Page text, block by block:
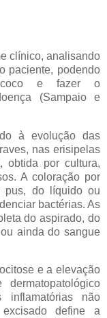
clínico, analisando
paciente, podendo
e fazer o
(Sampaio e
à evolução das
nas erisipelas
obtida por cultura,
A coloração por
pus, do líquido ou
bactérias. As
do aspirado, do
ainda do sangue
e a elevação
inflamatórias não
define a